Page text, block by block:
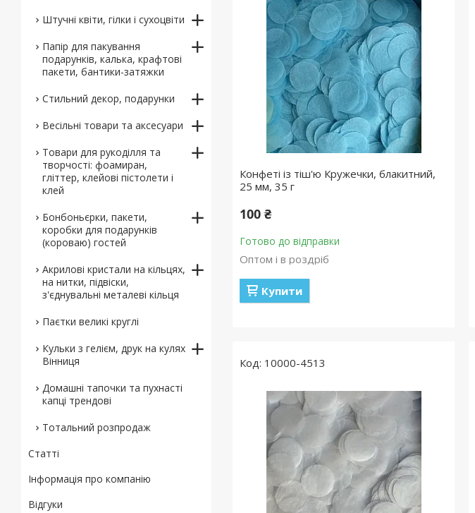
Конфеті із тіш'ю Кружечки, блакитний,
25 мм, 35 г
100 ₴
Готово до відправки
Оптом і в роздріб
Купити
10000-4513
Штучні квіти, гілки і сухоцвіти
Папір для пакування
подарунків, калька, крафтові
пакети, бантики-затяжки
Стильний декор, подарунки
Весільні товари та аксесуари
Товари для рукоділля та
творчості: фоамиран,
гліттер, клейові пістолети і
клей
Бонбоньєрки, пакети,
коробки для подарунків
(короваю) гостей
Акрилові кристали на кільцях,
на нитки, підвіски,
з'єднувальні металеві кільця
Паєтки великі круглі
Кульки з гелієм, друк на кулях
Вінниця
Домашні тапочки та пухнасті
капці трендові
Тотальний розпродаж
Статті
Інформація про компанію
Відгуки